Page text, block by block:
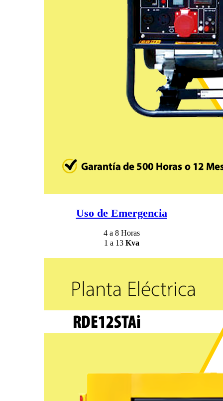
Uso de Emergencia
4 a 8 Horas
1 a 13 Kva